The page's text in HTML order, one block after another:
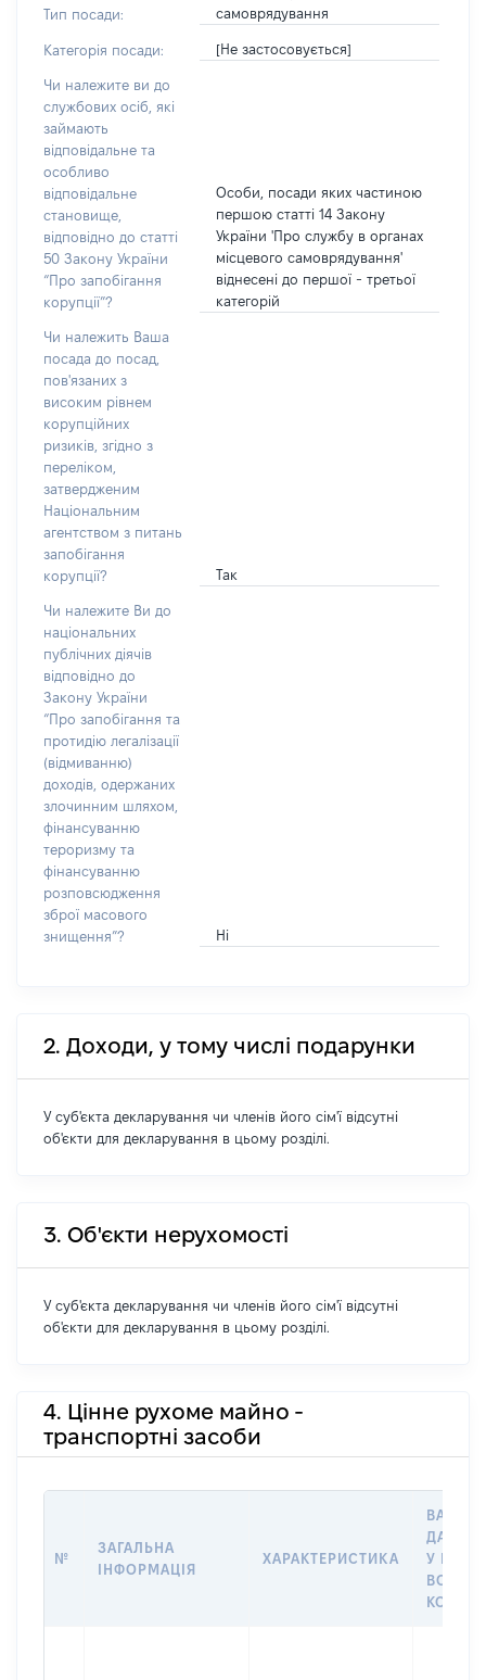
Тип посади:
самоврядування
Категорія посади: [Не застосовується]
Чи належите ви до
службових осіб, які
займають
відповідальне та
особливо
відповідальне
становище,
відповідно до статті
50 Закону України
“Про запобігання
корупції”?
Особи, посади яких частиною
першою статті 14 Закону
України 'Про службу в органах
місцевого самоврядування'
віднесені до першої - третьої
категорій
Чи належить Ваша
посада до посад,
пов'язаних з
високим рівнем
корупційних
ризиків, згідно з
переліком,
затвердженим
Національним
агентством з питань
запобігання
корупції?
Так
Чи належите Ви до
національних
публічних діячів
відповідно до
Закону України
“Про запобігання та
протидію легалізації
(відмиванню)
доходів, одержаних
злочинним шляхом,
фінансуванню
тероризму та
фінансуванню
розповсюдження
зброї масового
знищення”?
Ні
2. Доходи, у тому числі подарунки
У суб'єкта декларування чи членів його сім'ї відсутні
об'єкти для декларування в цьому розділі.
3. Об'єкти нерухомості
У суб'єкта декларування чи членів його сім'ї відсутні
об'єкти для декларування в цьому розділі.
4. Цінне рухоме майно -
транспортні засоби
№
ЗАГАЛЬНА
ІНФОРМАЦІЯ
ХАРАКТЕРИСТИКА
ДАТУ
У